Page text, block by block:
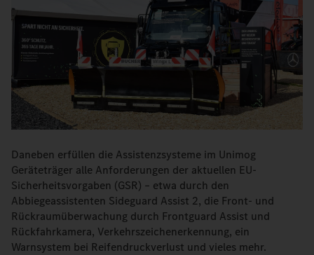
Daneben erfüllen die Assistenzsysteme im Unimog
Geräteträger alle Anforderungen der aktuellen EU-
Sicherheitsvorgaben (GSR) – etwa durch den
Abbiegeassistenten Sideguard Assist 2, die Front- und
Rückraumüberwachung durch Frontguard Assist und
Rückfahrkamera, Verkehrszeichenerkennung, ein
Warnsystem bei Reifendruckverlust und vieles mehr.